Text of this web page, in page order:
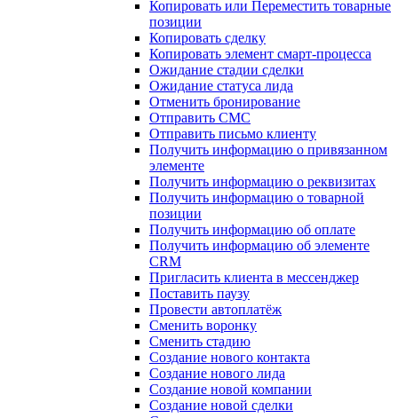
Копировать или Переместить товарные
позиции
Копировать сделку
Копировать элемент смарт-процесса
Ожидание стадии сделки
Ожидание статуса лида
Отменить бронирование
Отправить СМС
Отправить письмо клиенту
Получить информацию о привязанном
элементе
Получить информацию о реквизитах
Получить информацию о товарной
позиции
Получить информацию об оплате
Получить информацию об элементе
CRM
Пригласить клиента в мессенджер
Поставить паузу
Провести автоплатёж
Сменить воронку
Сменить стадию
Создание нового контакта
Создание нового лида
Создание новой компании
Создание новой сделки